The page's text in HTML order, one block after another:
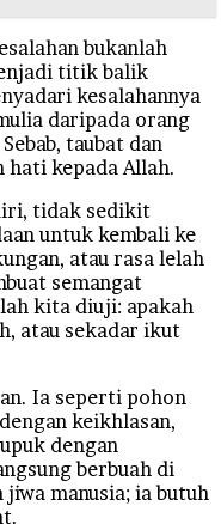
bukanlah
titik balik
kesalahannya
daripada orang
taubat dan
hati kepada Allah.
tidak sedikit
untuk kembali ke
atau rasa lelah
semangat
kita diuji: apakah
atau sekadar ikut
Ia seperti pohon
keikhlasan,
dengan
berbuah di
manusia; ia butuh